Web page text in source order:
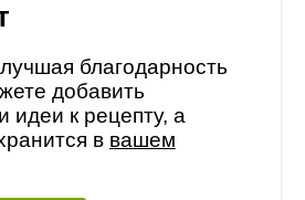
благодарность
добавить
идеи к рецепту, а
в вашем